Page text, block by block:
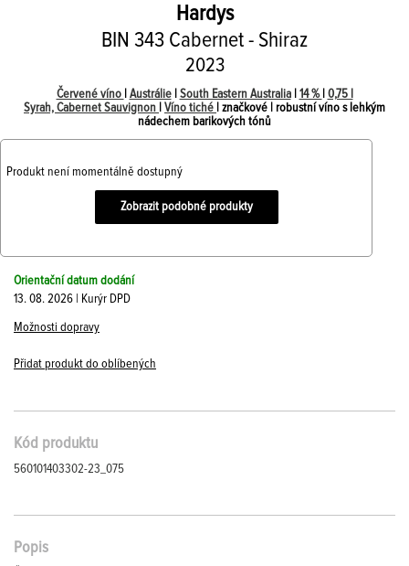
Hardys
BIN 343 Cabernet - Shiraz
2023
Červené víno Austrálie| South Eastern Australia| 14 % 0,75 l
Syrah, Cabernet Sauvignon
Víno tiché
| značkové | robustní víno s lehkým
nádechem barikových tónů
Produkt není momentálně dostupný
Zobrazit podobné produkty
Orientační datum dodání
13. 08. 2026 | Kurýr DPD
Možnosti dopravy
Přidat produkt do oblíbených
Kód produktu
560101403302-23_075
Popis